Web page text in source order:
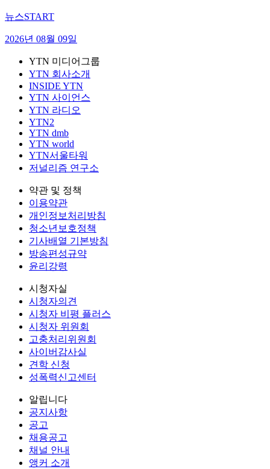
뉴스START
2026년 08월 09일
YTN 미디어그룹
YTN 회사소개
INSIDE YTN
YTN 사이언스
YTN 라디오
YTN2
YTN dmb
YTN world
YTN서울타워
저널리즘 연구소
약관 및 정책
이용약관
개인정보처리방침
청소년보호정책
기사배열 기본방침
방송편성규약
윤리강령
시청자실
시청자의견
시청자 비평 플러스
시청자 위원회
고충처리위원회
사이버감사실
견학 신청
성폭력신고센터
알립니다
공지사항
공고
채용공고
채널 안내
앵커 소개